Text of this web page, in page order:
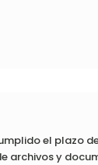
el
y